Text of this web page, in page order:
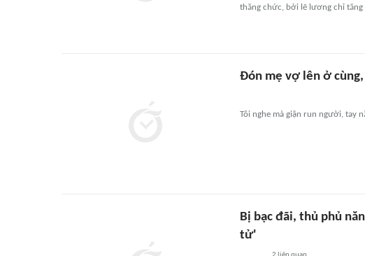
thăng chức, bởi lẽ lương chỉ
Đón mẹ vợ lên ở
Tôi nghe mà giận run người, tay
Bị bạc đãi, thủ phủ
tử'